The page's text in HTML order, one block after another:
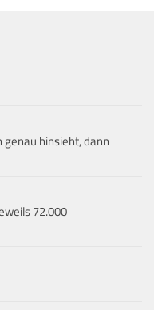
hinsieht, dann
72.000